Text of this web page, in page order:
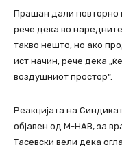
Прашан дали повторно
рече дека во
такво нешто, но ако
ист начин, рече дека
воздушниот простор“.
Реакцијата на
објавен од М-НАВ, за
Тасевски вели дека